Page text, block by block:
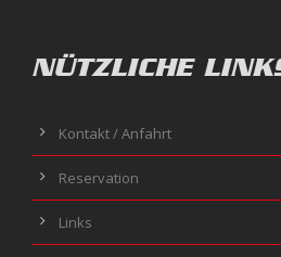
NÜTZLICHE
Kontakt / Anfahrt
Reservation
Links